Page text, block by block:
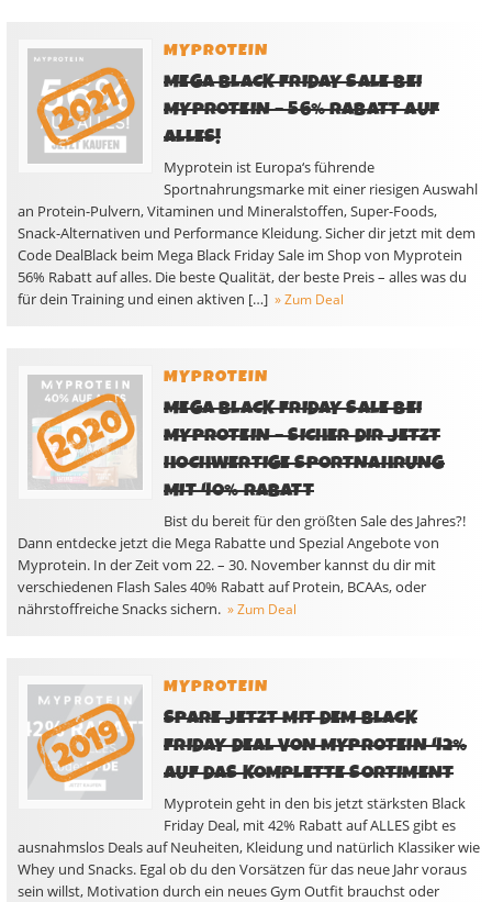
MYPROTEIN
MEGA BLACK FRIDAY SALE BEI
MYPROTEIN – 56% RABATT AUF
ALLES!
Myprotein ist Europa‘s führende
Sportnahrungsmarke mit einer riesigen Auswahl
an Protein-Pulvern, Vitaminen und Mineralstoffen, Super-Foods,
Snack-Alternativen und Performance Kleidung. Sicher dir jetzt mit dem
Code DealBlack beim Mega Black Friday Sale im Shop von Myprotein
56% Rabatt auf alles. Die beste Qualität, der beste Preis – alles was du
für dein Training und einen aktiven […] » Zum Deal
MYPROTEIN
MEGA BLACK FRIDAY SALE BEI
MYPROTEIN – SICHER DIR JETZT
HOCHWERTIGE SPORTNAHRUNG
MIT 40% RABATT
Bist du bereit für den größten Sale des Jahres?!
Dann entdecke jetzt die Mega Rabatte und Spezial Angebote von
Myprotein. In der Zeit vom 22. – 30. November kannst du dir mit
verschiedenen Flash Sales 40% Rabatt auf Protein, BCAAs, oder
nährstoffreiche Snacks sichern. » Zum Deal
MYPROTEIN
SPARE JETZT MIT DEM BLACK
FRIDAY DEAL VON MYPROTEIN 42%
AUF DAS KOMPLETTE SORTIMENT
Myprotein geht in den bis jetzt stärksten Black
Friday Deal, mit 42% Rabatt auf ALLES gibt es
ausnahmslos Deals auf Neuheiten, Kleidung und natürlich Klassiker wie
Whey und Snacks. Egal ob du den Vorsätzen für das neue Jahr voraus
sein willst, Motivation durch ein neues Gym Outfit brauchst oder